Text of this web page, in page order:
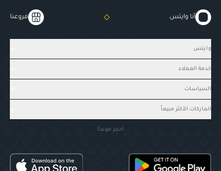
أنا وايتس فروعنا
وايتس
خدمة العملاء
السياسات
الماركات الأكثر مبيعاً
احجز موعدًا